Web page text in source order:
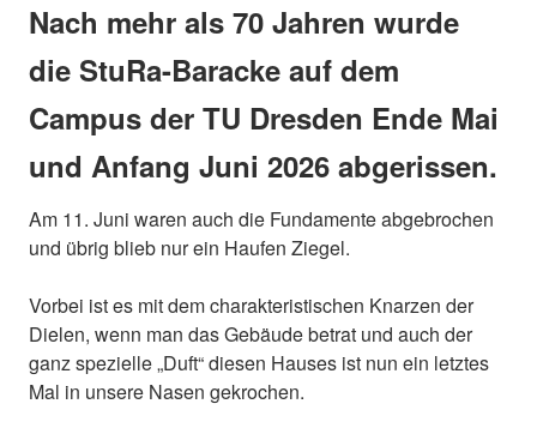
Nach mehr als 70 Jahren wurde
die StuRa-Baracke auf dem
Campus der TU Dresden Ende Mai
und Anfang Juni 2026 abgerissen.
Am 11. Juni waren auch die Fundamente abgebrochen
und übrig blieb nur ein Haufen Ziegel.
Vorbei ist es mit dem charakteristischen Knarzen der
Dielen, wenn man das Gebäude betrat und auch der
ganz spezielle „Duft“ diesen Hauses ist nun ein letztes
Mal in unsere Nasen gekrochen.